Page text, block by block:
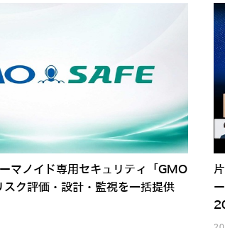
マノイド専用セキュリティ「GMO
ク評価・設計・監視を一括提供